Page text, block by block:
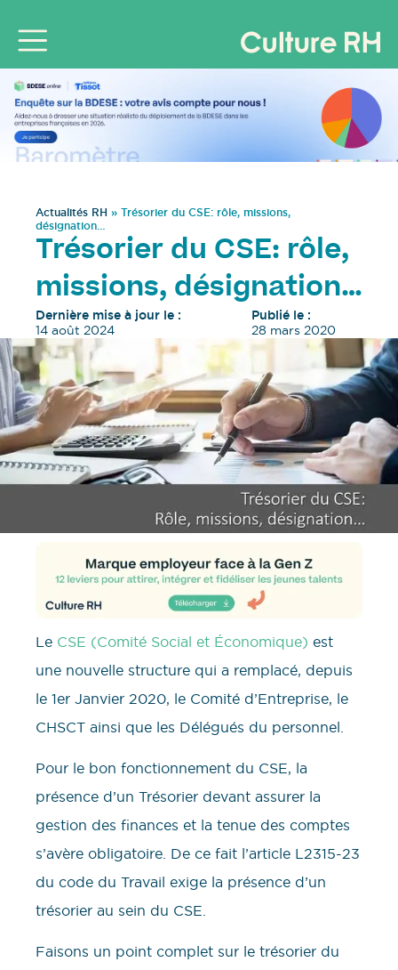
Actualités RH » Trésorier du CSE: rôle, missions,
désignation…
Trésorier du CSE: rôle,
missions, désignation…
Dernière mise à jour le :
14 août 2024
Publié le :
28 mars 2020
Le CSE (Comité Social et Économique) est
une nouvelle structure qui a remplacé, depuis
le 1er Janvier 2020, le Comité d’Entreprise, le
CHSCT ainsi que les Délégués du personnel.
Pour le bon fonctionnement du CSE, la
présence d’un Trésorier devant assurer la
gestion des finances et la tenue des comptes
s’avère obligatoire. De ce fait l’article L2315-23
du code du Travail exige la présence d’un
trésorier au sein du CSE.
Faisons un point complet sur le trésorier du